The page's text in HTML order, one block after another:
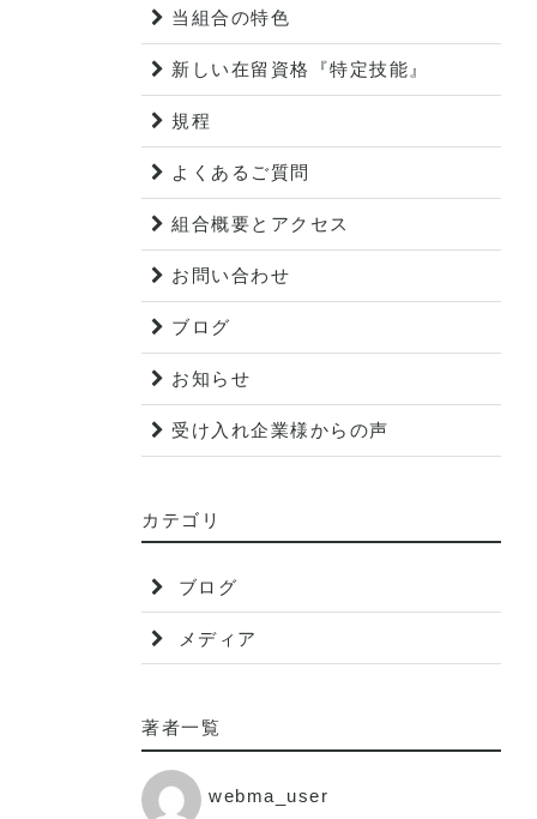
当組合の特色
新しい在留資格『特定技能』
規程
よくあるご質問
組合概要とアクセス
お問い合わせ
ブログ
お知らせ
受け入れ企業様からの声
カテゴリ
ブログ
メディア
著者一覧
webma_user